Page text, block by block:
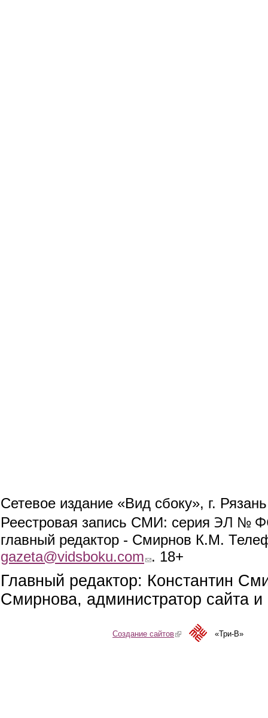
Сетевое издание «Вид сбоку», г.
Реестровая запись СМИ: серия ЭЛ №
главный редактор - Смирнов К.М.
gazeta@vidsboku.com (link sends e-mail)
. 18+
Главный редактор: Константин
Смирнова, администратор сайта
Создание сайтов(link is external)«Три-В»